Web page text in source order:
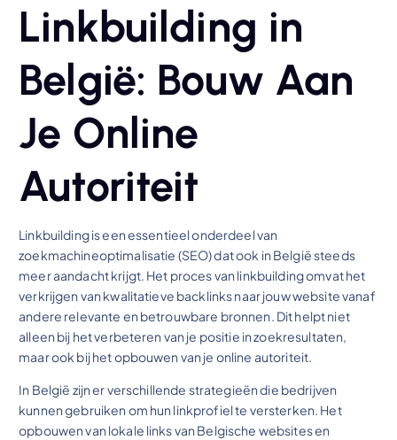
Linkbuilding in
België: Bouw Aan
Je Online
Autoriteit
Linkbuilding is een essentieel onderdeel van
zoekmachineoptimalisatie (SEO) dat ook in België steeds
meer aandacht krijgt. Het proces van linkbuilding omvat het
verkrijgen van kwalitatieve backlinks naar jouw website vanaf
andere relevante en betrouwbare bronnen. Dit helpt niet
alleen bij het verbeteren van je positie in zoekresultaten,
maar ook bij het opbouwen van je online autoriteit.
In België zijn er verschillende strategieën die bedrijven
kunnen gebruiken om hun linkprofiel te versterken. Het
opbouwen van lokale links van Belgische websites en